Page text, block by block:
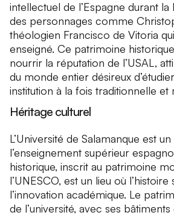
intellectuel de l’Espagne durant la
des personnages comme
théologien Francisco de Vitoria
enseigné. Ce patrimoine
nourrir la réputation de l’USAL,
du monde entier désireux
institution à la fois traditionnelle et
Héritage culturel
L’Université de Salamanque est
l’enseignement supérieur
historique, inscrit au patrimoine
l’UNESCO, est un lieu où l’histoire
l’innovation académique. Le
de l’université, avec ses